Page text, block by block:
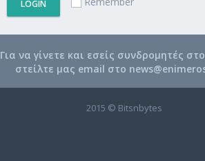
LOGIN
Για να γίνετε και εσείς συνδρομητές
στείλτε μας email στο
2015 © Bitsnbytes